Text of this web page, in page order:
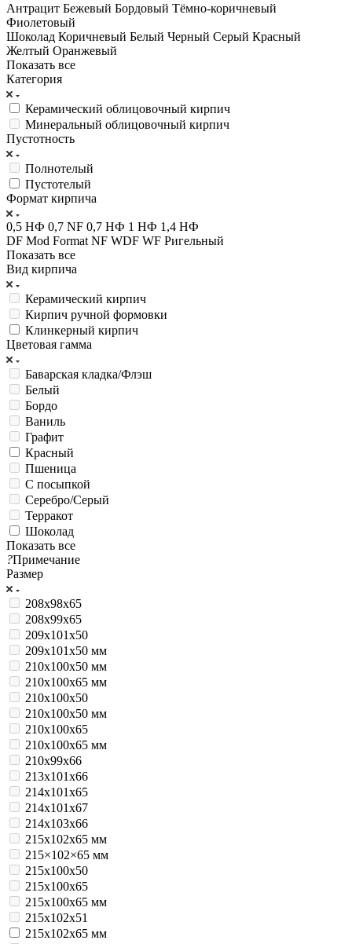
Антрацит Бежевый Бордовый Тёмно-коричневый
Фиолетовый
Шоколад Коричневый Белый Черный Серый Красный
Желтый Оранжевый
Показать все
Категория
Керамический облицовочный кирпич
Минеральный облицовочный кирпич
Пустотность
Полнотелый
Пустотелый
Формат кирпича
0,5 НФ 0,7 NF 0,7 НФ 1 НФ 1,4 НФ
DF Mod Format NF WDF WF Ригельный
Показать все
Вид кирпича
Керамический кирпич
Кирпич ручной формовки
Клинкерный кирпич
Цветовая гамма
Баварская кладка/Флэш
Белый
Бордо
Ваниль
Графит
Красный
Пшеница
С посыпкой
Серебро/Серый
Терракот
Шоколад
Показать все
?Примечание
Размер
208х98х65
208х99х65
209х101х50
209х101х50 мм
210x100x50 мм
210x100x65 мм
210х100х50
210х100х50 мм
210х100х65
210х100х65 мм
210х99х66
213х101х66
214х101х65
214х101х67
214х103х66
215x102x65 мм
215×102×65 мм
215х100х50
215х100х65
215х100х65 мм
215х102х51
215х102х65 мм